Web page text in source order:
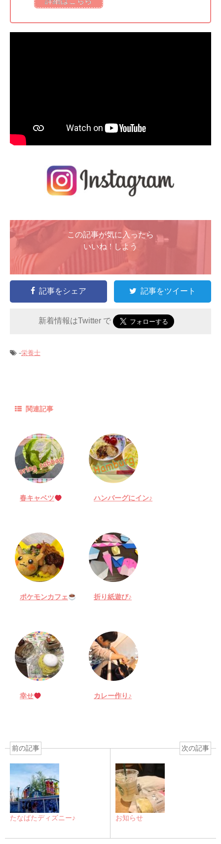
この記事が気に入ったら
いいね ! しよう
記事をシェア 記事をツイート
新着情報はTwitter で
-栄養士
関連記事
春キャベツ ハンバーグにイン♪
ポケモンカフェ 折り紙遊び♪
幸せ カレー作り♪
前の記事
たなばたディズニー♪
次の記事
お知らせ